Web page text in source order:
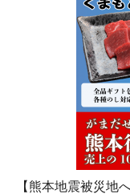
【熊本地震被災地